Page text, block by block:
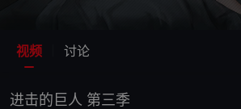
视频 讨论
进击的巨人 第三季